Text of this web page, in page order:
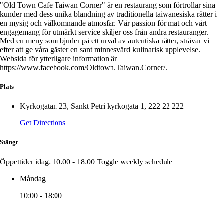
"Old Town Cafe Taiwan Corner" är en restaurang som förtrollar sina
kunder med dess unika blandning av traditionella taiwanesiska rätter i
en mysig och välkomnande atmosfär. Vår passion för mat och vårt
engagemang för utmärkt service skiljer oss från andra restauranger.
Med en meny som bjuder på ett urval av autentiska rätter, strävar vi
efter att ge våra gäster en sant minnesvärd kulinarisk upplevelse.
Websida för ytterligare information är
https://www.facebook.com/Oldtown.Taiwan.Corner/.
Plats
Kyrkogatan 23, Sankt Petri kyrkogata 1, 222 22 222
Get Directions
Stängt
Öppettider idag: 10:00 - 18:00 Toggle weekly schedule
Måndag
10:00 - 18:00